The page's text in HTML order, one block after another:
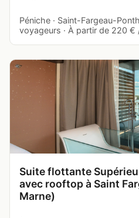
Péniche · Saint-Fargeau-
voyageurs · À partir de 220 €
Suite flottante
avec rooftop à Saint
Marne)